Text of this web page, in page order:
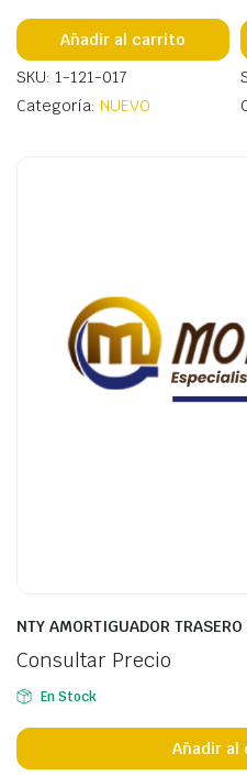
Añadir al carrito
SKU: 1-121-017
Categoría: NUEVO
NTY AMORTIGUADOR
Consultar Precio
En Stock
Añadir al